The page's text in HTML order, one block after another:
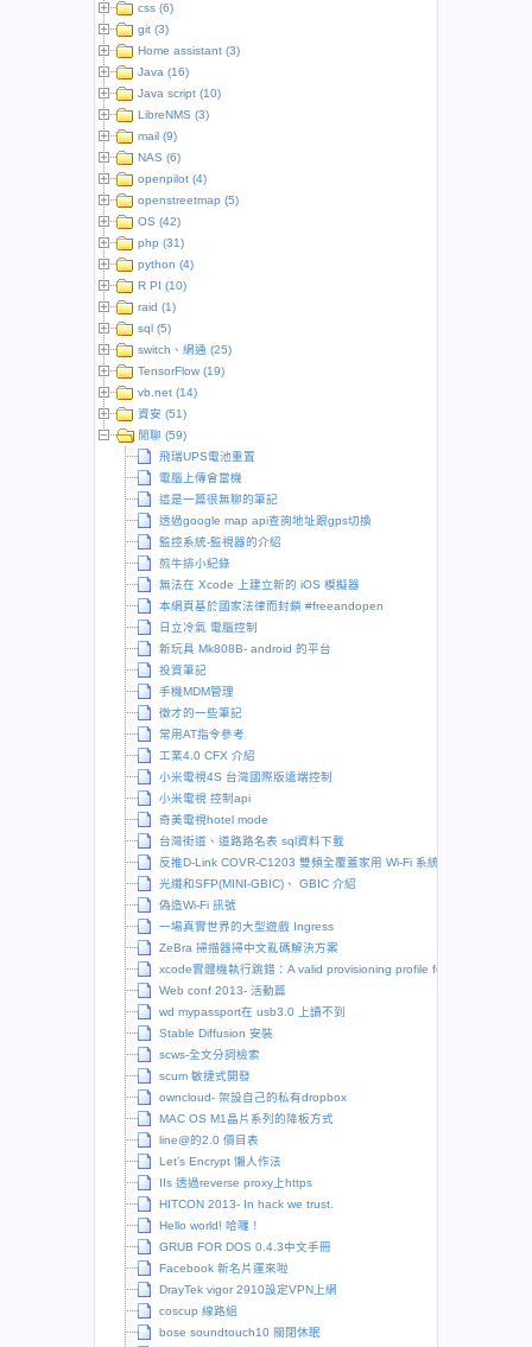
css (6)
git (3)
Home assistant (3)
Java (16)
Java script (10)
LibreNMS (3)
mail (9)
NAS (6)
openpilot (4)
openstreetmap (5)
OS (42)
php (31)
python (4)
R PI (10)
raid (1)
sql (5)
switch、網通 (25)
TensorFlow (19)
vb.net (14)
資安 (51)
閒聊 (59)
飛瑞UPS電池重置
電腦上傳會當機
這是一篇很無聊的筆記
透過google map api查詢地址跟gps切換
監控系統-監視器的介紹
煎牛排小紀錄
無法在 Xcode 上建立新的 iOS 模擬器
本網頁基於國家法律而封鎖 #freeandopen
日立冷氣 電腦控制
新玩具 Mk808B- android 的平台
投資筆記
手機MDM管理
徵才的一些筆記
常用AT指令參考
工業4.0 CFX 介紹
小米電視4S 台灣國際版遠端控制
小米電視 控制api
奇美電視hotel mode
台灣街道、道路路名表 sql資料下載
反推D-Link COVR-C1203 雙頻全覆蓋家用 Wi-Fi 系統
光纖和SFP(MINI-GBIC)、 GBIC 介紹
偽造Wi-Fi 訊號
一場真實世界的大型遊戲 Ingress
ZeBra 掃描器掃中文亂碼解決方案
xcode實體機執行跳錯：A valid provisioning profile for this
Web conf 2013- 活動篇
wd mypassport在 usb3.0 上讀不到
Stable Diffusion 安裝
scws-全文分詞檢索
scum 敏捷式開發
owncloud- 架設自己的私有dropbox
MAC OS M1晶片系列的降板方式
line@的2.0 價目表
Let’s Encrypt 懶人作法
IIs 透過reverse proxy上https
HITCON 2013- In hack we trust.
Hello world! 哈囉！
GRUB FOR DOS 0.4.3中文手冊
Facebook 新名片運來啦
DrayTek vigor 2910設定VPN上網
coscup 線路組
bose soundtouch10 關閉休眠